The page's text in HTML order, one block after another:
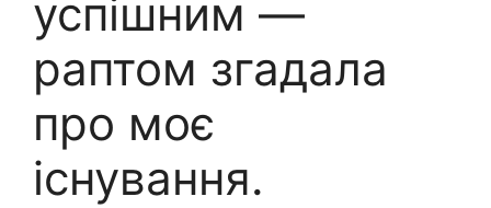
успішним —
раптом згадала
про моє
існування.